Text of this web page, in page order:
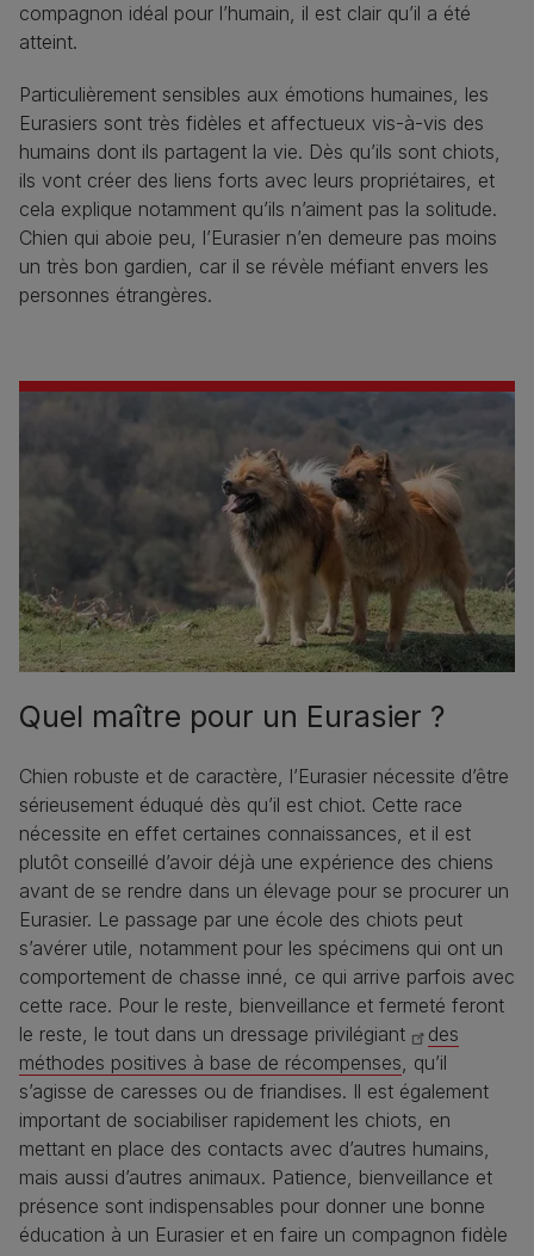
compagnon idéal pour l’humain, il est clair qu’il a été
atteint.
Particulièrement sensibles aux émotions humaines, les
Eurasiers sont très fidèles et affectueux vis-à-vis des
humains dont ils partagent la vie. Dès qu’ils sont chiots,
ils vont créer des liens forts avec leurs propriétaires, et
cela explique notamment qu’ils n’aiment pas la solitude.
Chien qui aboie peu, l’Eurasier n’en demeure pas moins
un très bon gardien, car il se révèle méfiant envers les
personnes étrangères.
Quel maître pour un Eurasier ?
Chien robuste et de caractère, l’Eurasier nécessite d’être
sérieusement éduqué dès qu’il est chiot. Cette race
nécessite en effet certaines connaissances, et il est
plutôt conseillé d’avoir déjà une expérience des chiens
avant de se rendre dans un élevage pour se procurer un
Eurasier. Le passage par une école des chiots peut
s’avérer utile, notamment pour les spécimens qui ont un
comportement de chasse inné, ce qui arrive parfois avec
cette race. Pour le reste, bienveillance et fermeté feront
le reste, le tout dans un dressage privilégiant
des
méthodes positives à base de récompenses, qu’il
s’agisse de caresses ou de friandises. Il est également
important de sociabiliser rapidement les chiots, en
mettant en place des contacts avec d’autres humains,
mais aussi d’autres animaux. Patience, bienveillance et
présence sont indispensables pour donner une bonne
éducation à un Eurasier et en faire un compagnon fidèle